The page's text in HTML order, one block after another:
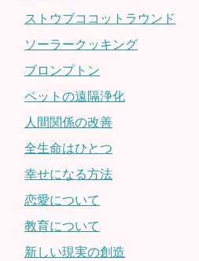
ストウブココットラウンド
ソーラークッキング
ブロンプトン
ペットの遠隔浄化
人間関係の改善
全生命はひとつ
幸せになる方法
恋愛について
教育について
新しい現実の創造